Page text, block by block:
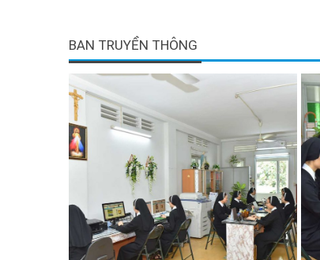
BAN TRUYỀN THÔNG